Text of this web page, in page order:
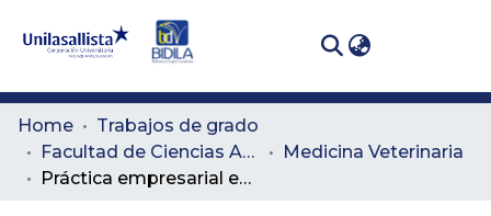
Communities
& Collections
Home
Trabajos de grado
Facultad de Ciencias Administrativas y Agropecuarias
Medicina Veterinaria
Práctica empresarial en el centro veterinario animal hospital